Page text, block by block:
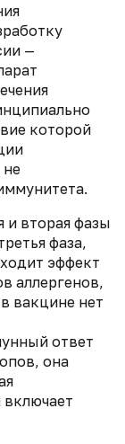
—
которой
не
и вторая фазы
фаза,
эффект
аллергенов,
вакцине нет
ответ
она